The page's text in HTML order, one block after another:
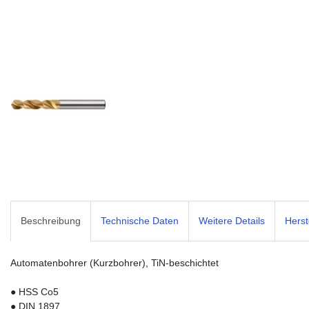
Beschreibung Technische Daten Weitere Details
Automatenbohrer (Kurzbohrer), TiN-beschichtet
● HSS Co5
● DIN 1897